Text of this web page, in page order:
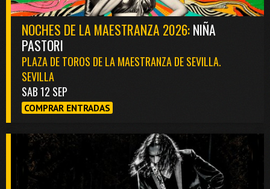
NOCHES DE LA MAESTRANZA 2026:NIÑA
PASTORI
PLAZA DE TOROS DE LA MAESTRANZA DE SEVILLA.
SEVILLA
SAB 12 SEP
COMPRAR ENTRADAS